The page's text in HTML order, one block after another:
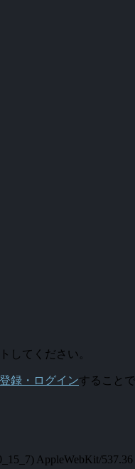
してください。
録・ログインすること
AppleWebKit/